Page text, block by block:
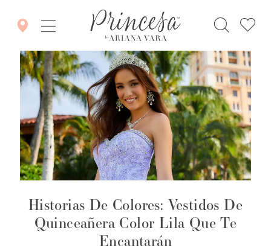
Historias De Colores: Vestidos De
Quinceañera Color Lila Que Te
Encantarán